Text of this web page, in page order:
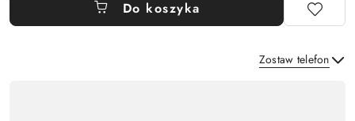
Do koszyka
Zostaw telefon